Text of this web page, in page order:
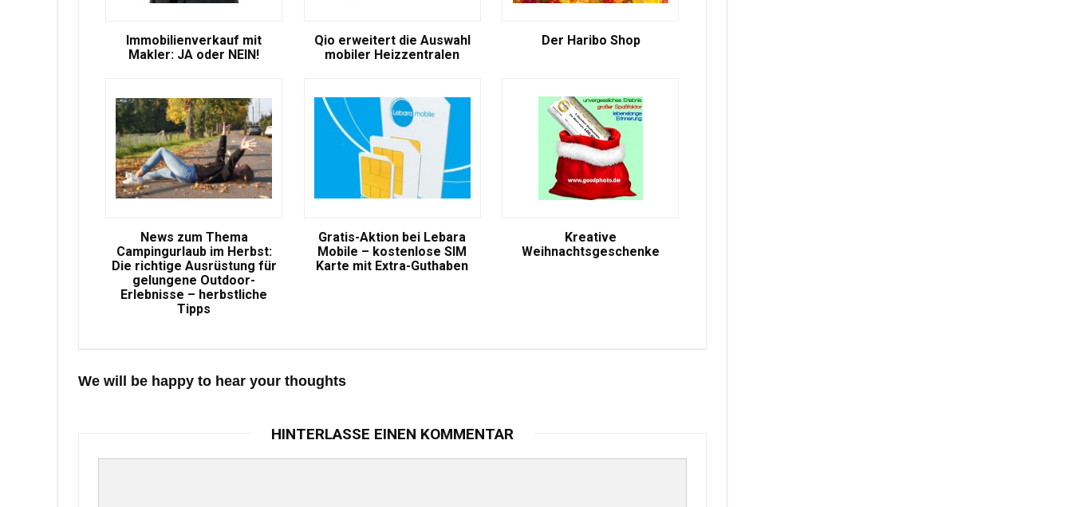
Immobilienverkauf mit
Makler: JA oder NEIN!
Qio erweitert die Auswahl
mobiler Heizzentralen
Der Haribo Shop
News zum Thema
Campingurlaub im Herbst:
Die richtige Ausrüstung für
gelungene Outdoor-
Erlebnisse – herbstliche
Tipps
Gratis-Aktion bei Lebara
Mobile – kostenlose SIM
Karte mit Extra-Guthaben
Kreative
Weihnachtsgeschenke
We will be happy to hear your thoughts
HINTERLASSE EINEN KOMMENTAR